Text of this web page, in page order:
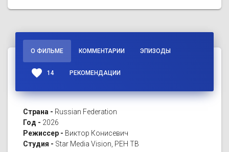
О ФИЛЬМЕ КОММЕНТАРИИ ЭПИЗОДЫ
favorite 14 РЕКОМЕНДАЦИИ
Страна - Russian Federation
Год - 2026
Режиссер - Виктор Конисевич
Студия - Star Media Vision, РЕН ТВ